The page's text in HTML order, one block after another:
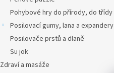
Pohybové hry do přírody, do třídy
Posilovací gumy, lana a expandery
Posilovače prstů a dlaně
Su jok
Zdraví a masáže